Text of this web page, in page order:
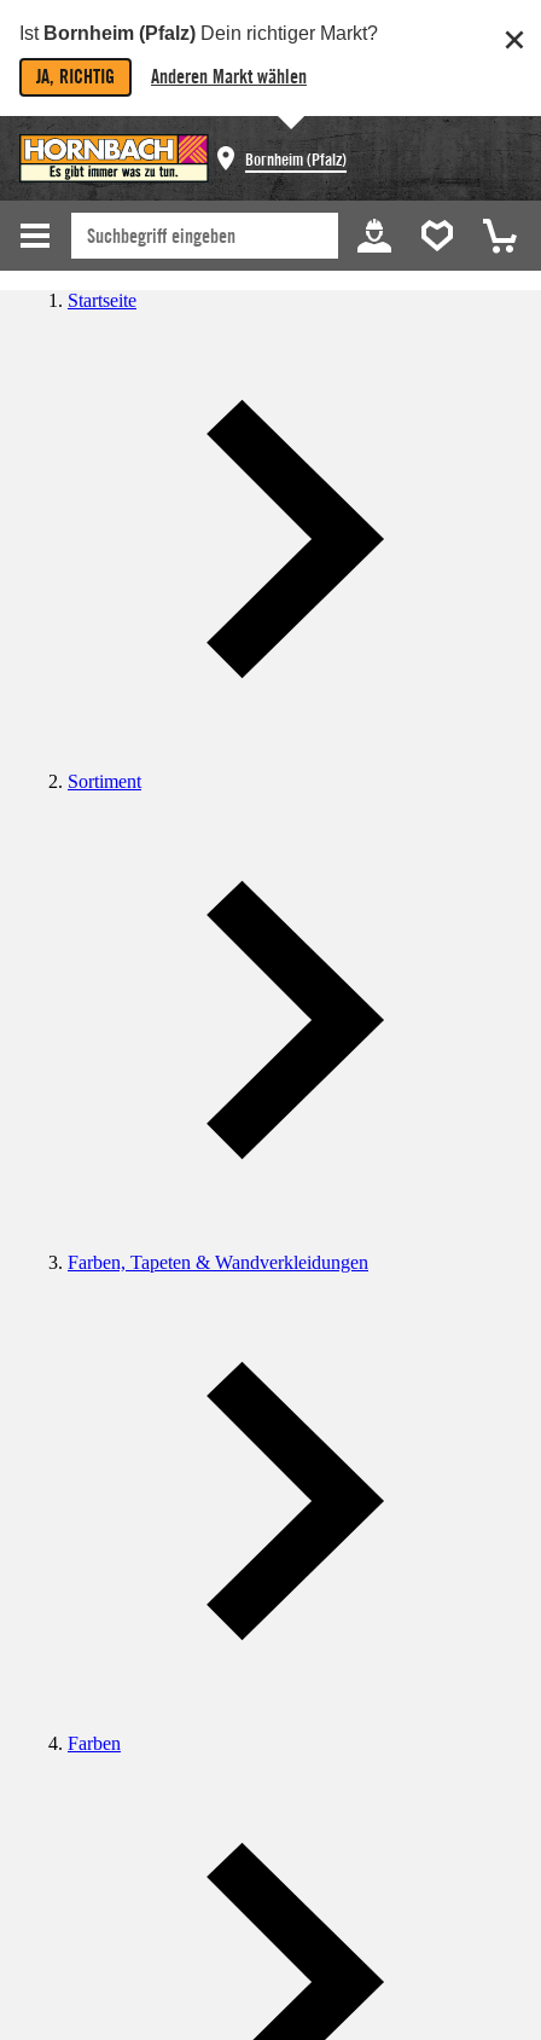
Ist Bornheim (Pfalz) Dein richtiger Markt?
JA, RICHTIG Anderen Markt wählen
Bornheim (Pfalz)
Startseite
Sortiment
Farben, Tapeten & Wandverkleidungen
Farben